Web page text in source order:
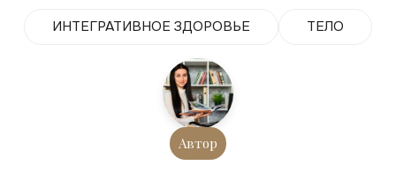
ИНТЕГРАТИВНОЕ ЗДОРОВЬЕ ТЕЛО
Автор